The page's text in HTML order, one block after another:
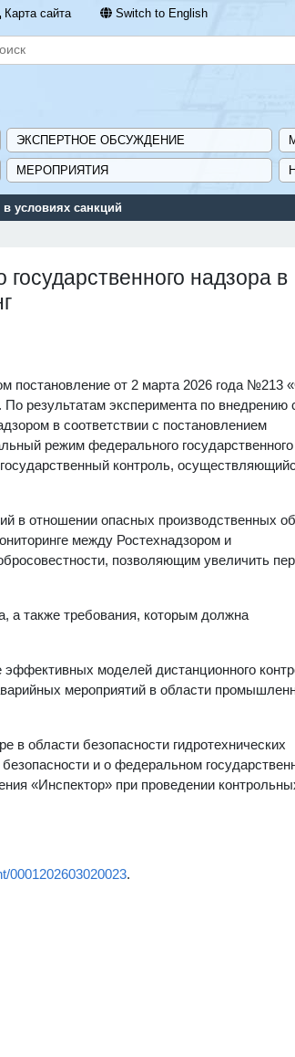
Карта сайта Switch to English
ЭКСПЕРТНОЕ ОБСУЖДЕНИЕ
МЕРОПРИЯТИЯ
условиях санкций
надзора в
постановление от 2 марта 2026 года №213
результатам эксперимента по внедрению
в соответствии с постановлением
режим федерального государственного
контроль,
в отношении опасных производственных
между Ростехнадзором и
позволяющим увеличить
а также требования, которым должна
моделей дистанционного
мероприятий в области
области безопасности гидротехнических
и о федеральном
«Инспектор» при проведении
0001202603020023.